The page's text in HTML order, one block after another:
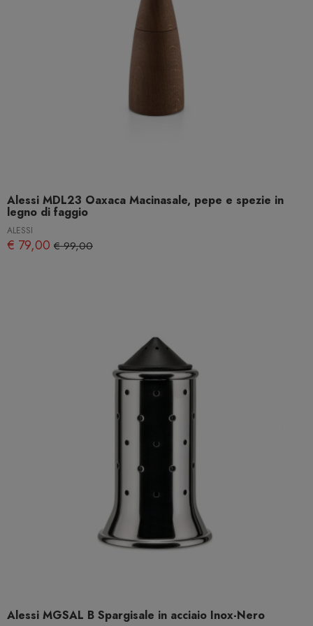
Alessi MDL23 Oaxaca Macinasale, pepe e spezie in
legno di faggio
ALESSI
€ 79,00 € 99,00
Alessi MGSAL B Spargisale in acciaio Inox-Nero